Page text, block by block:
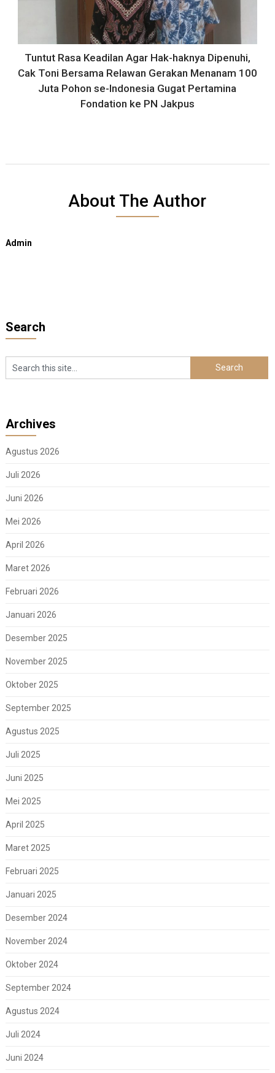
Tuntut Rasa Keadilan Agar Hak-haknya Dipenuhi,
Cak Toni Bersama Relawan Gerakan Menanam 100
Juta Pohon se-Indonesia Gugat Pertamina
Fondation ke PN Jakpus
About The Author
Admin
Search
Archives
Agustus 2026
Juli 2026
Juni 2026
Mei 2026
April 2026
Maret 2026
Februari 2026
Januari 2026
Desember 2025
November 2025
Oktober 2025
September 2025
Agustus 2025
Juli 2025
Juni 2025
Mei 2025
April 2025
Maret 2025
Februari 2025
Januari 2025
Desember 2024
November 2024
Oktober 2024
September 2024
Agustus 2024
Juli 2024
Juni 2024